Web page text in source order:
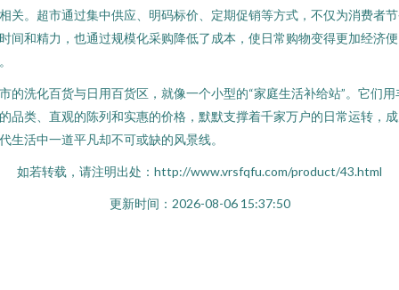
关。超市通过集中供应、明码标价、定期促销等方式，不仅为消费者
间和精力，也通过规模化采购降低了成本，使日常购物变得更加经济便
的洗化百货与日用百货区，就像一个小型的“家庭生活补给站”。它们用
品类、直观的陈列和实惠的价格，默默支撑着千家万户的日常运转，
生活中一道平凡却不可或缺的风景线。
如若转载，请注明出处：http://www.vrsfqfu.com/product/43.html
更新时间：2026-08-06 15:37:50